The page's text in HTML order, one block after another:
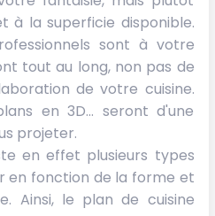
à la superficie disponible.
sont à votre
tout au long, non pas de
de votre cuisine.
en 3D... seront d'une
projeter.
en effet plusieurs types
en fonction de la forme et
Ainsi, le plan de cuisine